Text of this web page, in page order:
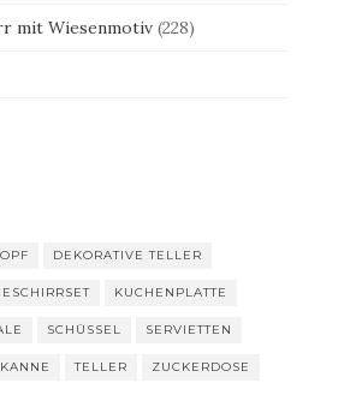
mit Wiesenmotiv (228)
DEKORATIVE TELLER
KUCHENPLATTE
SCHÜSSEL SERVIETTEN
TELLER ZUCKERDOSE